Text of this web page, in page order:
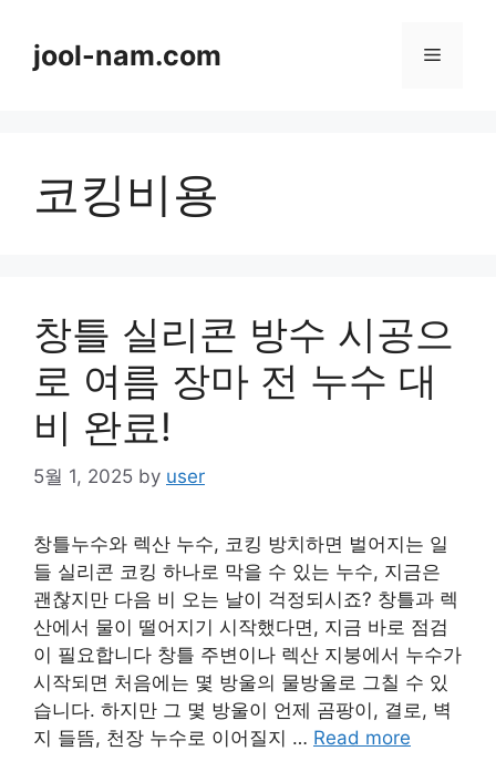
contentjool-nam.com Menu
코킹비용
창틀 실리콘 방수 시공으
로 여름 장마 전 누수 대
비 완료!
5월 1, 2025 by user
창틀누수와 렉산 누수, 코킹 방치하면 벌어지는 일
들 실리콘 코킹 하나로 막을 수 있는 누수, 지금은
괜찮지만 다음 비 오는 날이 걱정되시죠? 창틀과 렉
산에서 물이 떨어지기 시작했다면, 지금 바로 점검
이 필요합니다 창틀 주변이나 렉산 지붕에서 누수가
시작되면 처음에는 몇 방울의 물방울로 그칠 수 있
습니다. 하지만 그 몇 방울이 언제 곰팡이, 결로, 벽
지 들뜸, 천장 누수로 이어질지 … Read more